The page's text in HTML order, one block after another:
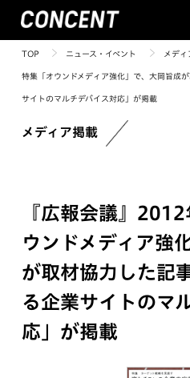
TOP ニュース・イベント メディ
特集「オウンドメディア強化」で、大岡旨成
サイトのマルチデバイス対応」が掲載
メディア掲載
『広報会議』
ウンドメディア強
が取材協力した記
る企業サイトのマ
応」が掲載